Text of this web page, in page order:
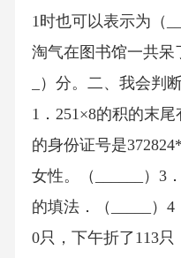
1时也可以表示为（
淘气在图书馆一共呆
_）分。二、我会判
1．251×8的积的末
的身份证号是
女性。（______）3
的填法．（_____）
0只，下午折了113只